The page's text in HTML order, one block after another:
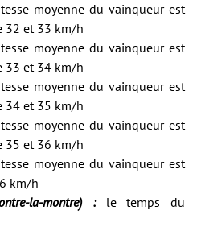
moyenne du vainqueur est
32 et 33 km/h
moyenne du vainqueur est
33 et 34 km/h
moyenne du vainqueur est
34 et 35 km/h
moyenne du vainqueur est
35 et 36 km/h
moyenne du vainqueur est
km/h
la-montre) :le temps du